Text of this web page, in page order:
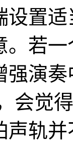
置适
若一
演奏
觉得
轨并